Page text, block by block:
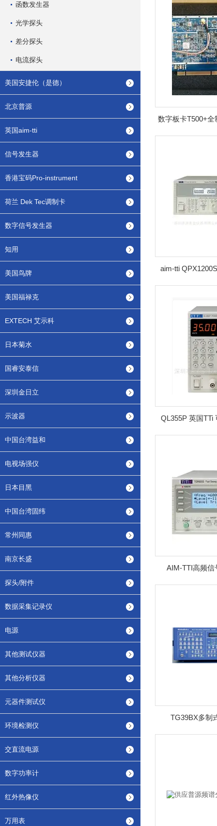
函数发生器
光学探头
差分探头
电流探头
美国安捷伦（是德）
北京普源
英国aim-tti
信号发生器
香港宝码Pro-instrument
荷兰 Dek Tec调制卡
数字信号发生器
知用
美国鸟牌
美国福禄克
EXTECH 艾示科
日本菊水
国睿安泰信
深圳金日立
示波器
中国台湾益和
电视场强仪
日本目黑
中国台湾固纬
常州同惠
南京长盛
探头/附件
数据采集记录仪
电源
其他测试仪器
其他分析仪器
元器件测试仪
环境检测仪
交直流电源
数字功率计
红外热像仪
万用表
aim-tti
QL355P 英国TTi
AIM-TTI高频信
TG39BX多制